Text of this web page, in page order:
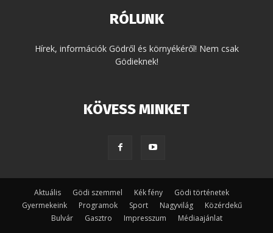
RÓLUNK
Hírek, információk Gödről és környékéről! Nem csak
Gödieknek!
KÖVESS MINKET
Aktuális Gödi szemmel Kék fény
Gödi történetek
Gyermekeink
Programok Sport Nagyvilág
Közérdekű
Bulvár
Gasztro Impresszum Médiaajánlat